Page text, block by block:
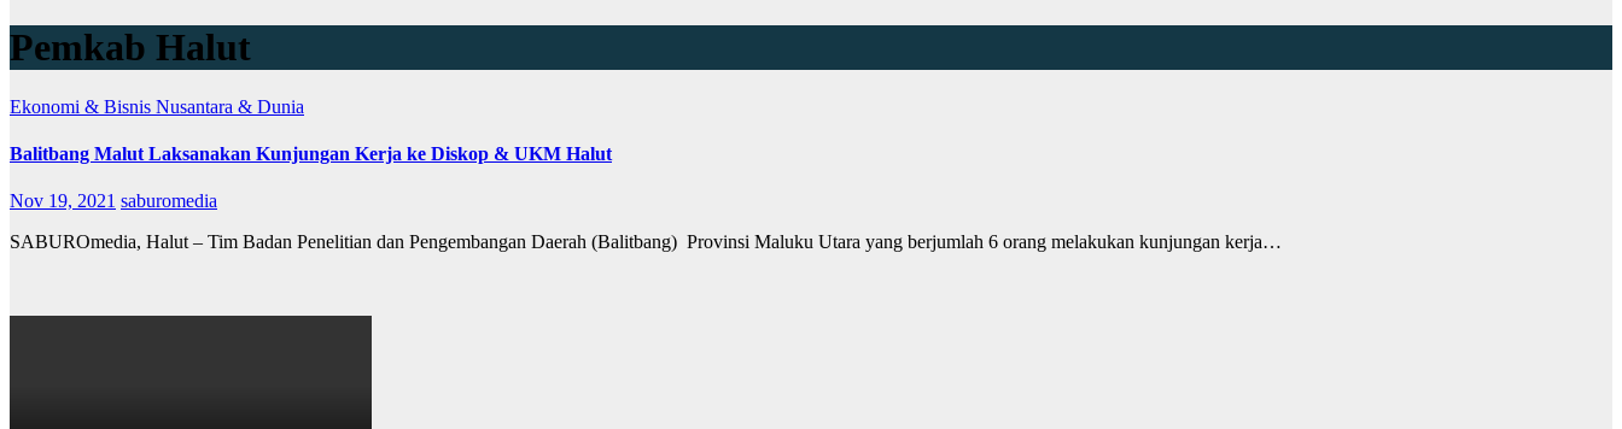
Pemkab Halut
Ekonomi & Bisnis Nusantara & Dunia
Balitbang Malut Laksanakan Kunjungan Kerja ke Diskop & UKM Halut
Nov 19, 2021 saburomedia
SABUROmedia, Halut – Tim Badan Penelitian dan Pengembangan Daerah (Balitbang) Provinsi Maluku Utara yang berjumlah 6 orang melakukan kunjungan kerja…